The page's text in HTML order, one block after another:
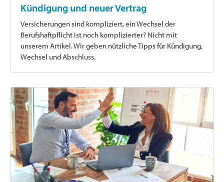
Kündigung und neuer Vertrag
Versicherungen sind kompliziert, ein Wechsel der
Berufshaftpflicht ist noch komplizierter? Nicht mit
unserem Artikel. Wir geben nützliche Tipps für Kündigung,
Wechsel und Abschluss.